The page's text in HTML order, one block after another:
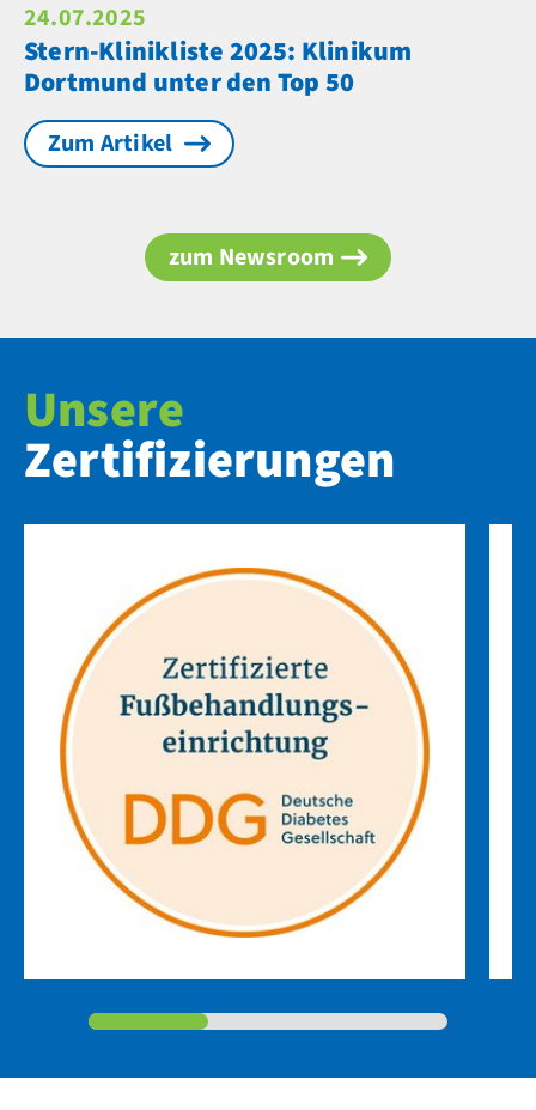
24.07.2025
Stern-Klinikliste 2025: Klinikum
Dortmund unter den Top 50
Zum Artikel
zum Newsroom
Unsere
Zertifizierungen